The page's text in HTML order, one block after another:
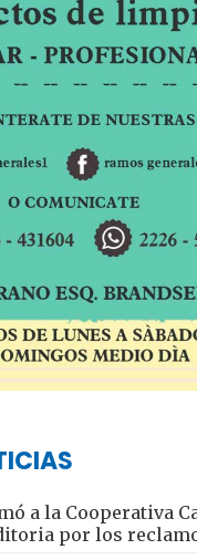
a la Cooperativa
por los